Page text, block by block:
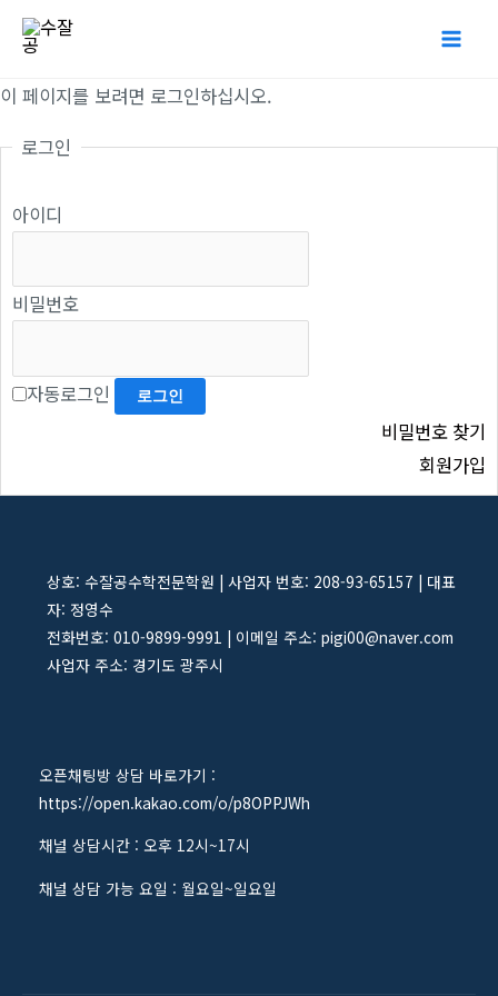
츠
건
뛰
이 페이지를 보려면 로그인하십시오.
로그인
아이디
비밀번호
자동로그인
비밀번호 찾기
회원가입
상호: 수잘공수학전문학원 | 사업자 번호: 208-93-65157 | 대표
자: 정영수
전화번호: 010-9899-9991 | 이메일 주소: pigi00@naver.com
사업자 주소: 경기도 광주시
오픈채팅방 상담 바로가기 :
https://open.kakao.com/o/p8OPPJWh
채널 상담시간 : 오후 12시~17시
채널 상담 가능 요일 : 월요일~일요일